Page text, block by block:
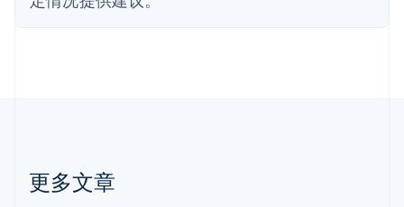
更多文章
FrançaisEnglish
芬兰
克罗地亚
EnglishItaliano